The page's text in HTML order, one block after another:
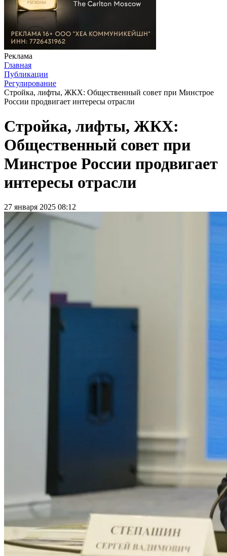
Реклама
Главная
Публикации
Регулирование
Стройка, лифты, ЖКХ: Общественный совет при Минстрое
России продвигает интересы отрасли
Стройка, лифты, ЖКХ:
Общественный совет при
Минстрое России продвигает
интересы отрасли
27 января 2025 08:12